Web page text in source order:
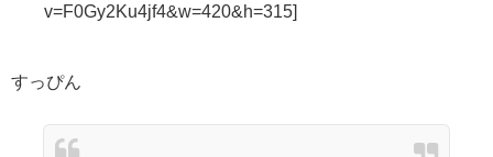
v=F0Gy2Ku4jf4&w=420&h=315]
すっぴん